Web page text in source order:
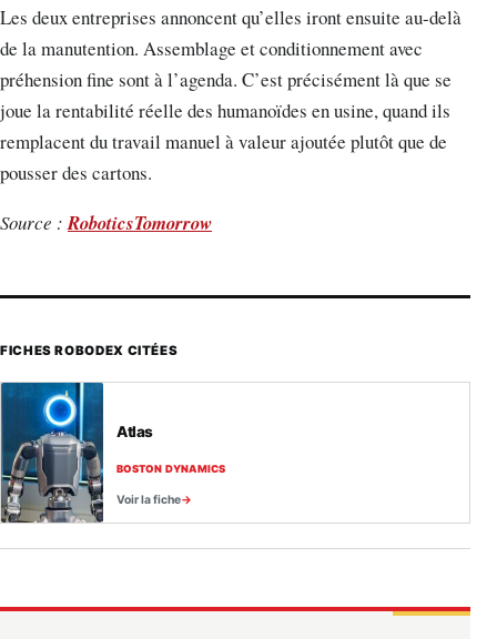
Les deux entreprises annoncent qu’elles iront ensuite au-delà
de la manutention. Assemblage et conditionnement avec
préhension fine sont à l’agenda. C’est précisément là que se
joue la rentabilité réelle des humanoïdes en usine, quand ils
remplacent du travail manuel à valeur ajoutée plutôt que de
pousser des cartons.
Source : RoboticsTomorrow
FICHES ROBODEX CITÉES
Atlas
BOSTON DYNAMICS
Voir la fiche